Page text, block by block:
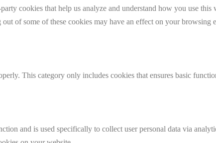
cookies that help us analyze and understand how you use
of some of these cookies may have an effect on your browsing
This category only includes cookies that ensures basic
and is used specifically to collect user personal data via